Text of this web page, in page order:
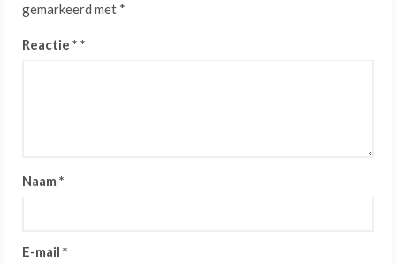
gemarkeerd met *
Reactie *
Naam *
E-mail *